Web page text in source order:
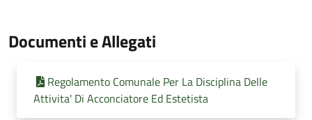
Documenti e Allegati
Regolamento Comunale Per La Disciplina Delle
Attivita' Di Acconciatore Ed Estetista